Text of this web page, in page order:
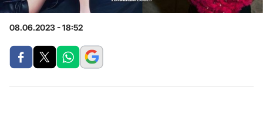
08.06.2023 - 18:52